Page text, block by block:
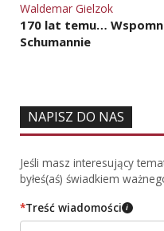
Waldemar Gielzok
170 lat temu…
Schumannie
NAPISZ DO NAS
Jeśli masz interesujący
byłeś(aś) świadkiem
*Treść wiadomości i